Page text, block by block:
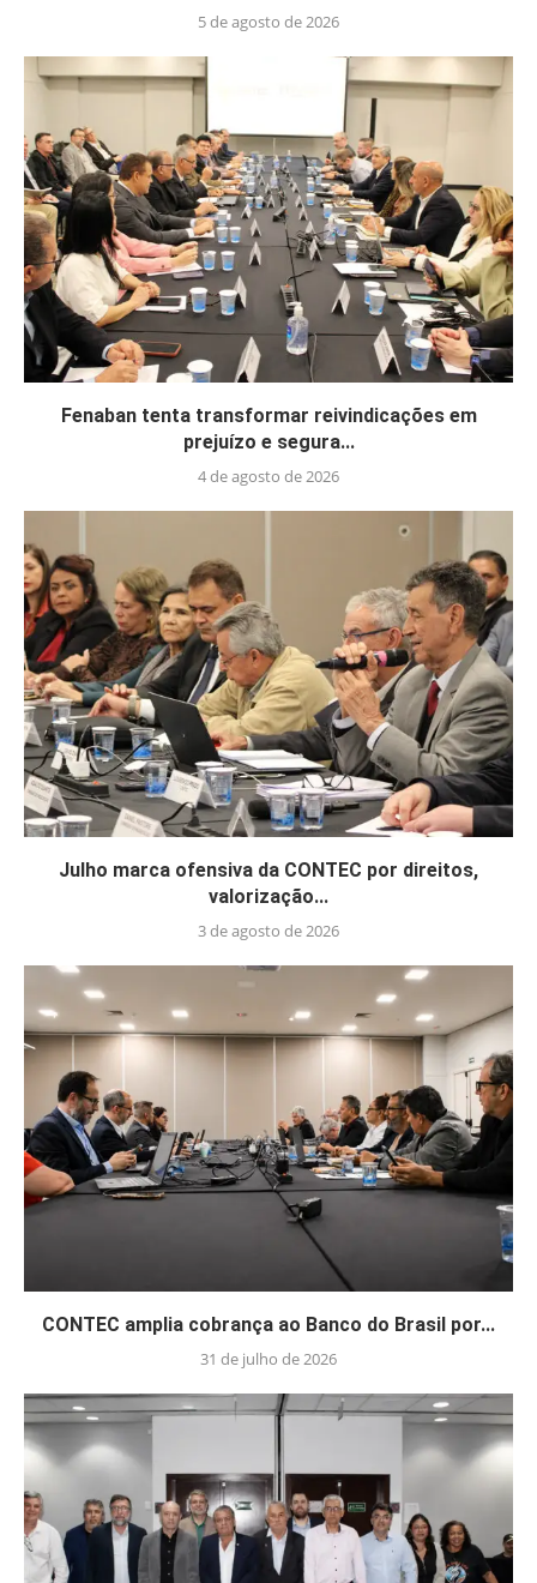
5 de agosto de 2026
Fenaban tenta transformar reivindicações em
prejuízo e segura...
4 de agosto de 2026
Julho marca ofensiva da CONTEC por direitos,
valorização...
3 de agosto de 2026
CONTEC amplia cobrança ao Banco do Brasil por...
31 de julho de 2026